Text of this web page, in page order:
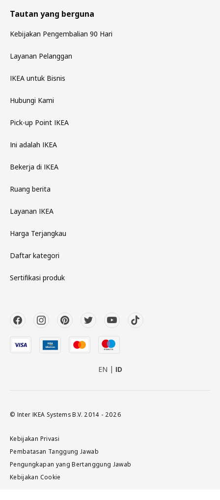
Tautan yang berguna
Kebijakan Pengembalian 90 Hari
Layanan Pelanggan
IKEA untuk Bisnis
Hubungi Kami
Pick-up Point IKEA
Ini adalah IKEA
Bekerja di IKEA
Ruang berita
Layanan IKEA
Harga Terjangkau
Daftar kategori
Sertifikasi produk
EN ID
© Inter IKEA Systems B.V. 2014 - 2026
Kebijakan Privasi
Pembatasan Tanggung Jawab
Pengungkapan yang Bertanggung Jawab
Kebijakan Cookie